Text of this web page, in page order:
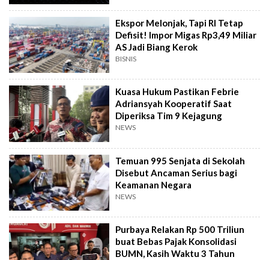
Ekspor Melonjak, Tapi RI Tetap
Defisit! Impor Migas Rp3,49 Miliar
AS Jadi Biang Kerok
BISNIS
Kuasa Hukum Pastikan Febrie
Adriansyah Kooperatif Saat
Diperiksa Tim 9 Kejagung
NEWS
Temuan 995 Senjata di Sekolah
Disebut Ancaman Serius bagi
Keamanan Negara
NEWS
Purbaya Relakan Rp 500 Triliun
buat Bebas Pajak Konsolidasi
BUMN, Kasih Waktu 3 Tahun